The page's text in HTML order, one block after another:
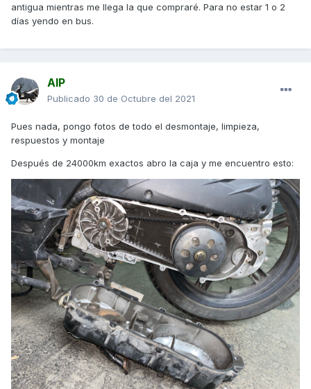
antigua mientras me llega la que compraré. Para no estar 1 o 2
días yendo en bus.
AIP
Publicado 30 de Octubre del 2021
Pues nada, pongo fotos de todo el desmontaje, limpieza,
respuestos y montaje
Después de 24000km exactos abro la caja y me encuentro esto: